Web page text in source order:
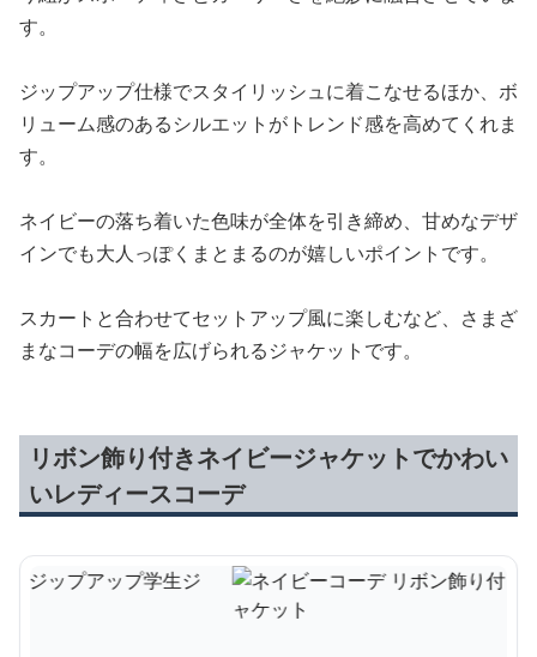
す。
ジップアップ仕様でスタイリッシュに着こなせるほか、ボ
リューム感のあるシルエットがトレンド感を高めてくれま
す。
ネイビーの落ち着いた色味が全体を引き締め、甘めなデザ
インでも大人っぽくまとまるのが嬉しいポイントです。
スカートと合わせてセットアップ風に楽しむなど、さまざ
まなコーデの幅を広げられるジャケットです。
リボン飾り付きネイビージャケットでかわい
いレディースコーデ